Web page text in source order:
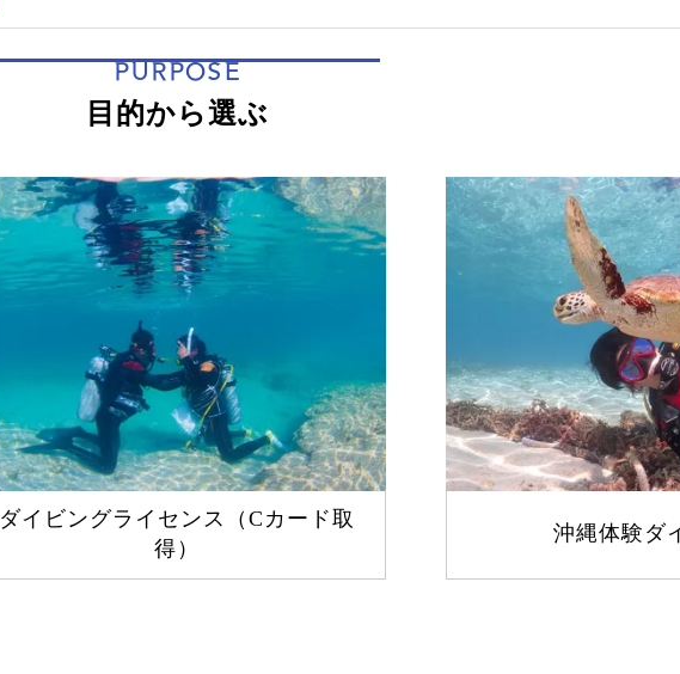
PURPOSE
目的から選ぶ
ダイビングライセンス（Cカード取
得）
沖縄体験ダ